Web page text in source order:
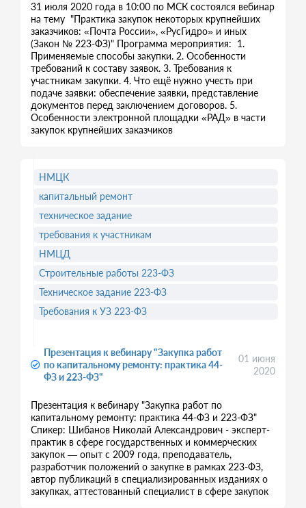
31 июля 2020 года в 10:00 по МСК состоялся вебинар
на тему "Практика закупок некоторых крупнейших
заказчиков: «Почта России», «РусГидро» и иных
(Закон № 223-ФЗ)" Программа мероприятия: 1.
Применяемые способы закупки. 2. Особенности
требований к составу заявок. 3. Требования к
участникам закупки. 4. Что ещё нужно учесть при
подаче заявки: обеспечение заявки, представление
документов перед заключением договоров. 5.
Особенности электронной площадки «РАД» в части
закупок крупнейших заказчиков
Презентация к вебинару "Закупка работ
по капитальному ремонту: практика 44-
ФЗ и 223-ФЗ"
01 июня
2020
Презентация к вебинару "Закупка работ по
капитальному ремонту: практика 44-ФЗ и 223-ФЗ"
Спикер: Шибанов Николай Александрович - эксперт-
практик в сфере государственных и коммерческих
закупок — опыт с 2009 года, преподаватель,
разработчик положений о закупке в рамках 223-ФЗ,
автор публикаций в специализированных изданиях о
закупках, аттестованный специалист в сфере закупок
НМЦК
капитальный ремонт
техническое задание
требования к участникам
НМЦД
Строительные работы 223-ФЗ
Техническое задание 223-ФЗ
Требования к УЗ 223-ФЗ